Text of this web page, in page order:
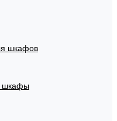
шкафов
шкафы